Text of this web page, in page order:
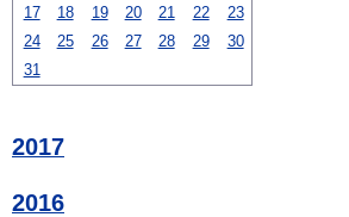
17
18 19 20 21 22
23
24
25 26 27 28 29
30
31
2017
2016